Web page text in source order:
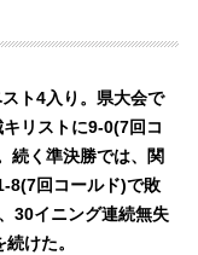
ト4入り。県大会で
リストに9-0(7回コ
続く準決勝では、関
8(7回コールド)で敗
30イニング連続無失
けた。